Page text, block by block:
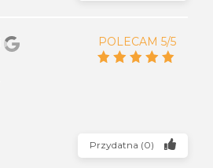
POLECAM 5/5
Przydatna (0)